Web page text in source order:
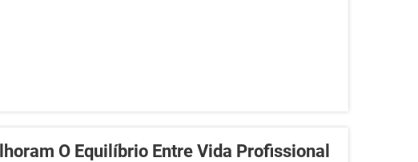
aí que entram as cabines de trabalho insonorizadas.
O Equilíbrio Entre Vida Profissional